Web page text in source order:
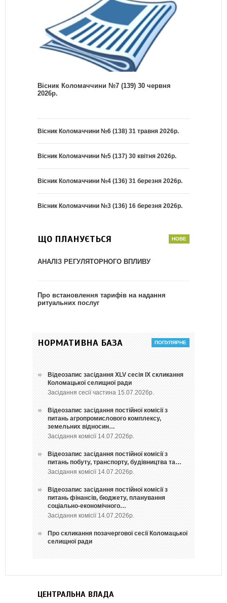
Вісник Коломаччини №7 (139) 30 червня
2026р.
Вісник Коломаччини №6 (138) 31 травня 2026р.
Вісник Коломаччини №5 (137) 30 квітня 2026р.
Вісник Коломаччини №4 (136) 31 березня 2026р.
Вісник Коломаччини №3 (136) 16 березня 2026р.
ЩО ПЛАНУЄТЬСЯ
АНАЛІЗ РЕГУЛЯТОРНОГО ВПЛИВУ
Про встановлення тарифів на надання
ритуальних послуг
НОРМАТИВНА БАЗА
Відеозапис засідання ХLV сесія ІХ скликання
Коломацької селищної ради
Засідання сесії частина 15.07.2026р.
Відеозапис засідання постійної комісії з
питань агропромислового комплексу,
земельних відносин…
Засідання комісії 14.07.2026р.
Відеозапис засідання постійної комісії з
питань побуту, транспорту, будівництва та…
Засідання комісії 14.07.2026р.
Відеозапис засідання постійної комісії з
питань фінансів, бюджету, планування
соціально-економічного…
Засідання комісії 14.07.2026р.
Про скликання позачергової сесії Коломацької
селищної ради
ЦЕНТРАЛЬНА ВЛАДА